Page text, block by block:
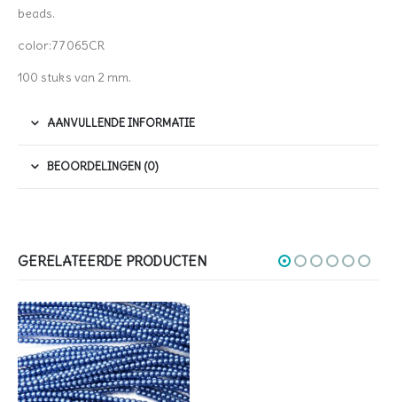
beads.
color:77065CR
100 stuks van 2 mm.
AANVULLENDE INFORMATIE
BEOORDELINGEN (0)
GERELATEERDE PRODUCTEN